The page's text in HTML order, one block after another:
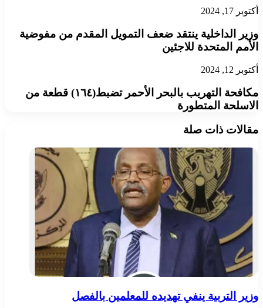
أكتوبر 17, 2024
وزير الداخلية ينتقد ضعف التمويل المقدم من مفوضية
الأمم المتحدة للاجئين
أكتوبر 12, 2024
مكافحة التهريب بالبحر الأحمر تضبط(١٦٤) قطعة من
الاسلحة المتطورة
مقالات ذات صلة
وزير التربية ينفي تهديده للمعلمين بالفصل